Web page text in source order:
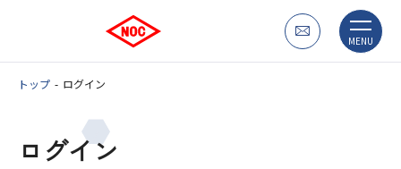
MENU
トップ ログイン
ログイン